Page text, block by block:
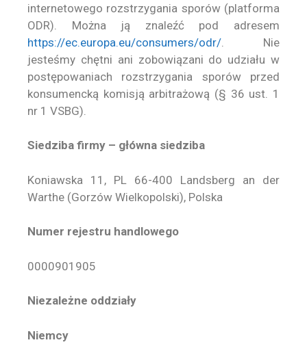
internetowego rozstrzygania sporów (platforma
ODR). Można ją znaleźć pod adresem
https://ec.europa.eu/consumers/odr/ . Nie
jesteśmy chętni ani zobowiązani do udziału w
postępowaniach rozstrzygania sporów przed
konsumencką komisją arbitrażową (§ 36 ust. 1
nr 1 VSBG).
Siedziba firmy – główna siedziba
Koniawska 11, PL 66-400 Landsberg an der
Warthe (Gorzów Wielkopolski), Polska
Numer rejestru handlowego
0000901905
Niezależne oddziały
Niemcy